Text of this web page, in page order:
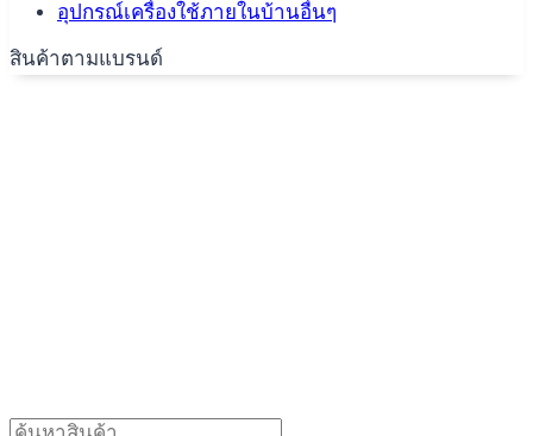
อุปกรณ์เครื่องใช้ภายในบ้านอื่นๆ
สินค้าตามแบรนด์